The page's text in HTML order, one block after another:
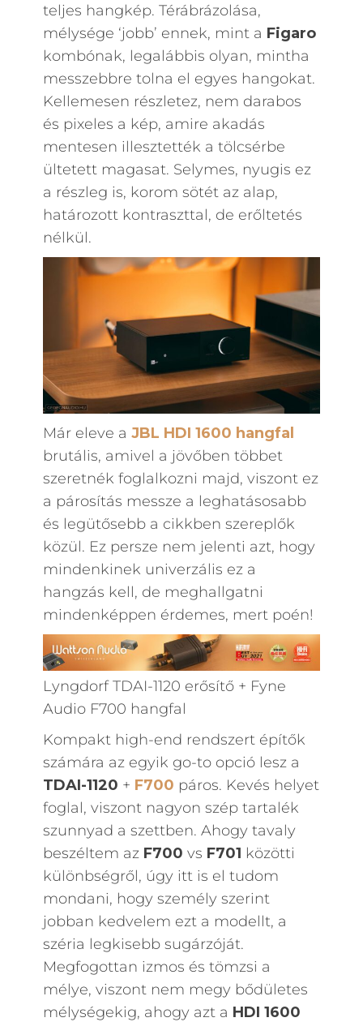
teljes hangkép. Térábrázolása,
mélysége ‘jobb’ ennek, mint a Figaro
kombónak, legalábbis olyan, mintha
messzebbre tolna el egyes hangokat.
Kellemesen részletez, nem darabos
és pixeles a kép, amire akadás
mentesen illesztették a tölcsérbe
ültetett magasat. Selymes, nyugis ez
a részleg is, korom sötét az alap,
határozott kontraszttal, de erőltetés
nélkül.
Már eleve a JBL HDI 1600 hangfal
brutális, amivel a jövőben többet
szeretnék foglalkozni majd, viszont ez
a párosítás messze a leghatásosabb
és legütősebb a cikkben szereplők
közül. Ez persze nem jelenti azt, hogy
mindenkinek univerzális ez a
hangzás kell, de meghallgatni
mindenképpen érdemes, mert poén!
Lyngdorf TDAI-1120 erősítő + Fyne
Audio F700 hangfal
Kompakt high-end rendszert építők
számára az egyik go-to opció lesz a
TDAI-1120 + F700 páros. Kevés helyet
foglal, viszont nagyon szép tartalék
szunnyad a szettben. Ahogy tavaly
beszéltem az F700 vs F701 közötti
különbségről, úgy itt is el tudom
mondani, hogy személy szerint
jobban kedvelem ezt a modellt, a
széria legkisebb sugárzóját.
Megfogottan izmos és tömzsi a
mélye, viszont nem megy bődületes
mélységekig, ahogy azt a HDI 1600